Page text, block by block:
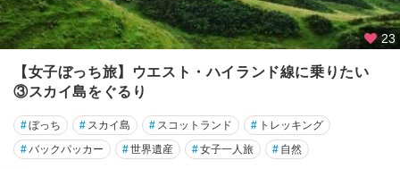
★
湖
水
方
★
リ
バ
23
【女子ぼっち旅】ウエスト・ハイランド線に乗りたい
③スカイ島をぐるり
#ぼっち # スカイ島 # スコットランド # トレッキング
#バックパッカー #世界遺産 #女子一人旅 # 自然